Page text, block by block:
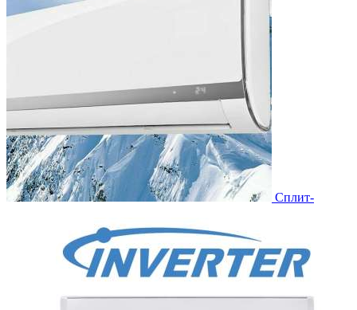
Сплит-